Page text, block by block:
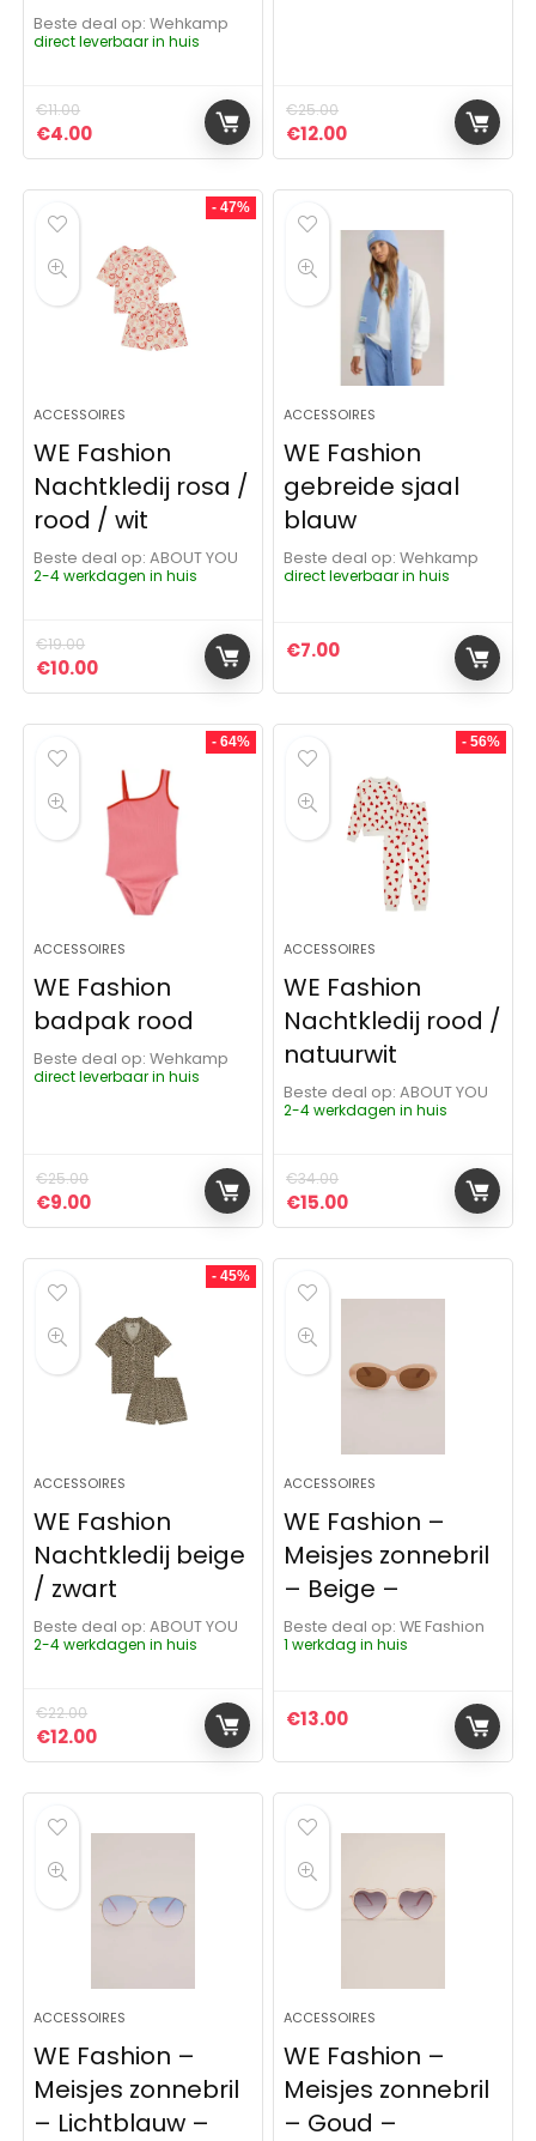
Beste deal op:
Wehkamp
direct leverbaar in huis
€11.00
Oorspronkelijke prijs was: €11.00.
€4.00Huidige prijs is: €4.00.
€25.00
Oorspronkelijke prijs was:
€12.00Huidige prijs is:
- 47%
ACCESSOIRES
WE Fashion
Nachtkledij rosa /
rood / wit
Beste deal op:
ABOUT YOU
2-4 werkdagen in huis
€19.00
Oorspronkelijke prijs was: €19.00.
€10.00Huidige prijs is: €10.00.
ACCESSOIRES
WE Fashion
gebreide sjaal
blauw
Beste deal op:
Wehkamp
direct leverbaar in huis
€7.00
- 64%
ACCESSOIRES
WE Fashion
badpak rood
Beste deal op:
Wehkamp
direct leverbaar in huis
€25.00
Oorspronkelijke prijs was: €25.00.
€9.00Huidige prijs is: €9.00.
- 56%
ACCESSOIRES
WE Fashion
Nachtkledij rood /
natuurwit
Beste deal op:
ABOUT YOU
2-4 werkdagen in huis
€34.00
Oorspronkelijke prijs
€15.00Huidige prijs is:
- 45%
ACCESSOIRES
WE Fashion
Nachtkledij beige
/ zwart
Beste deal op:
ABOUT YOU
2-4 werkdagen in huis
€22.00
Oorspronkelijke prijs was: €22.00.
€12.00Huidige prijs is: €12.00.
ACCESSOIRES
WE Fashion –
Meisjes zonnebril
– Beige –
Beste deal op:
WE Fashion
1 werkdag in huis
€13.00
ACCESSOIRES
WE Fashion –
Meisjes zonnebril
– Lichtblauw –
ACCESSOIRES
WE Fashion –
Meisjes zonnebril
– Goud –